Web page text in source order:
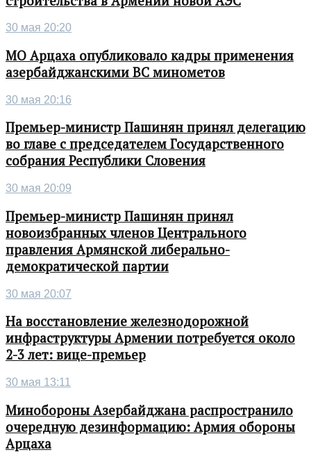
30 мая 20:20
МО Арцаха опубликовало кадры применения
азербайджанскими ВС минометов
30 мая 20:16
Премьер-министр Пашинян принял делегацию
во главе с председателем Государственного
собрания Республики Словения
30 мая 20:09
Премьер-министр Пашинян принял
новоизбранных членов Центрального
правления Армянской либерально-
демократической партии
30 мая 20:07
На восстановление железнодорожной
инфраструктуры Армении потребуется около
2-3 лет: вице-премьер
30 мая 13:11
Минобороны Азербайджана распространило
очередную дезинформацию: Армия обороны
Арцаха